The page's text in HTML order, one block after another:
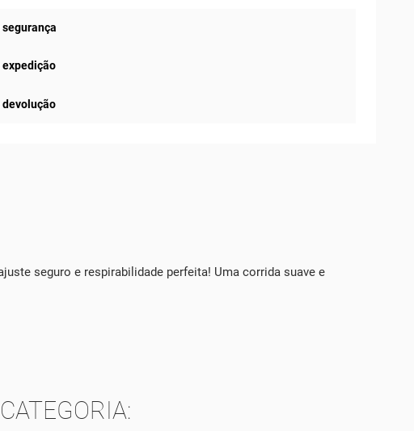
seguro e respirabilidade perfeita! Uma corrida suave e